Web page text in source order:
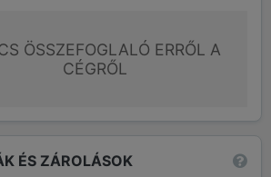
ÖSSZEFOGLALÓ ERRŐL A
CÉGRŐL
ÉS ZÁROLÁSOK